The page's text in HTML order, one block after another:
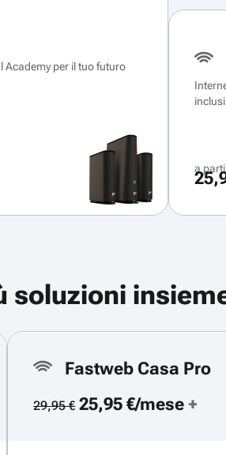
Academy per il tuo futuro
a
soluzioni
Fastweb Casa Pro
29,95 €25,95 €/mese +